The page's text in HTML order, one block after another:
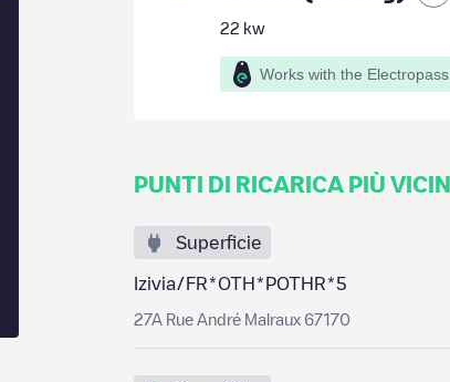
22 kw
Works with the Electropass
PUNTI DI RICARICA PIÙ VICINI
Superficie
Izivia/FR*OTH*POTHR*5
27A Rue André Malraux 67170